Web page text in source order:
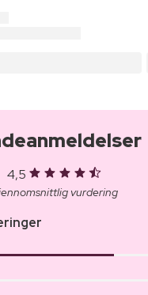
4,5
vurdering